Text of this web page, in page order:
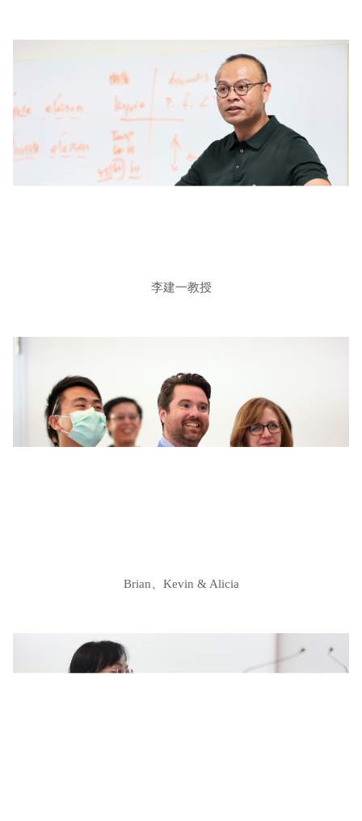
李建一教授
Brian、Kevin & Alicia